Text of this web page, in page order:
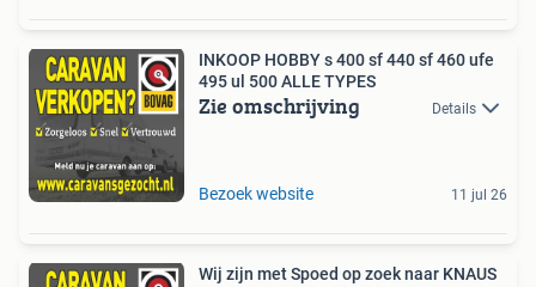
INKOOP HOBBY s 400 sf 440 sf 460 ufe
495 ul 500 ALLE TYPES
Zie omschrijving Details
Bezoek website 11 jul 26
Wij zijn met Spoed op zoek naar KNAUS